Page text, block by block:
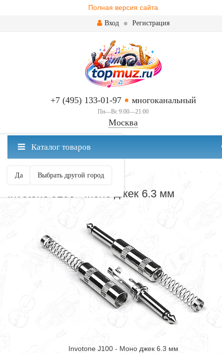
Полная версия сайта
Вход Регистрация
+7 (495) 133-01-97 многоканальный
Пн—Вс 9:00—21:00
Москва
Москва ваш город?
Да Выбрать другой город
Каталог товаров
РАЗЪЕМЫ И ПЕРЕХОДНИКИ
Invotone J100 - Моно джек 6.3 мм
Invotone J100 - Моно джек 6.3 мм